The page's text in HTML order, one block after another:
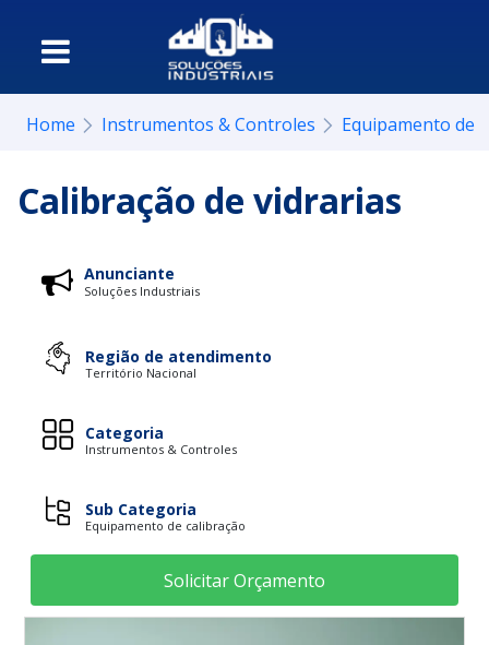
Home Instrumentos & Controles Equipamento de
Calibração de vidrarias
Anunciante
Soluções Industriais
Região de atendimento
Território Nacional
Categoria
Instrumentos & Controles
Sub Categoria
Equipamento de calibração
Solicitar Orçamento